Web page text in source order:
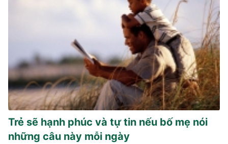
Trẻ sẽ hạnh phúc và tự tin nếu bố mẹ nói
những câu này mỗi ngày